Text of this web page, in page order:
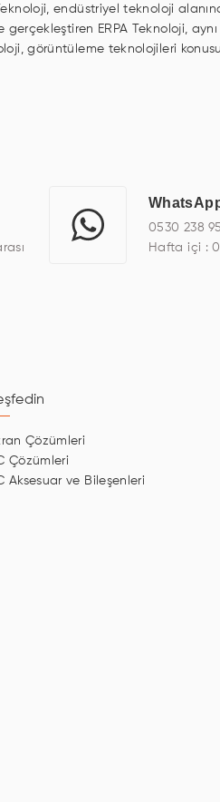
endüstriyel teknoloji
ERPA Teknoloji,
görüntüleme teknolojileri
standartlarda kalite
birleştiren ERPA Teknoloji, özel
0530 238
Hafta içi :
Çözümleri
Çözümleri
Aksesuar ve Bileşenleri